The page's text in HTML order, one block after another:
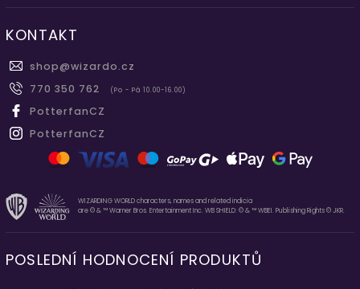
KONTAKT
shop@wizardo.cz
770 350 762
(Po - Pá 10.00-16.00)
PotterfanCZ
PotterfanCZ
WIZARDING WORLD characters, names and related indicia
are © & ™ Warner Bros. Entertainment Inc. WB SHIELD: © & ™ WBEI. Publishing Rights © JKR.
POSLEDNÍ HODNOCENÍ PRODUKTŮ